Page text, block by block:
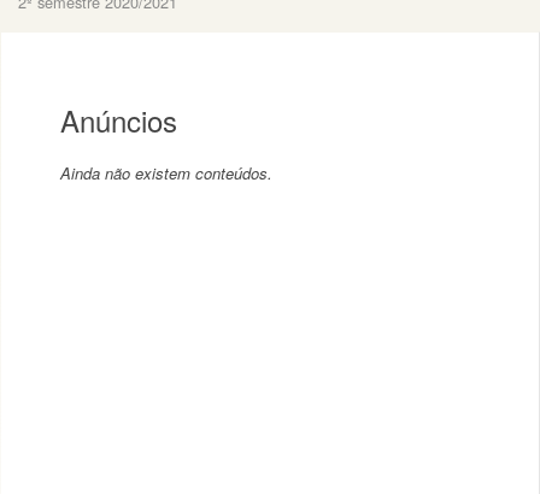
Anúncios
Ainda não existem conteúdos.